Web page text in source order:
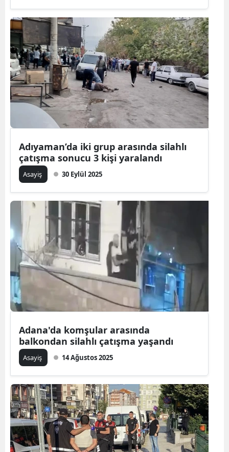
Adıyaman’da iki grup arasında silahlı
çatışma sonucu 3 kişi yaralandı
Asayiş 30 Eylül 2025
Adana'da komşular arasında
balkondan silahlı çatışma yaşandı
Asayiş 14 Ağustos 2025